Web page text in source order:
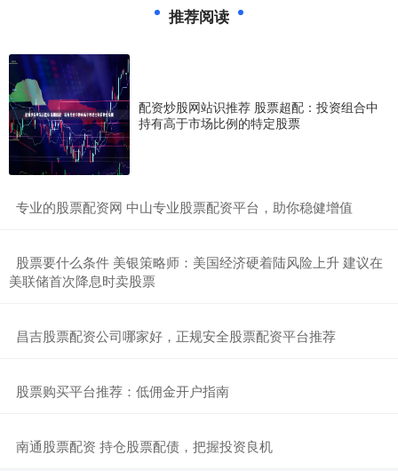
推荐阅读
配资炒股网站识推荐 股票超配：投资组合中
持有高于市场比例的特定股票
​专业的股票配资网 中山专业股票配资平台，助你稳健增值
​股票要什么条件 美银策略师：美国经济硬着陆风险上升 建议在
美联储首次降息时卖股票
​昌吉股票配资公司哪家好，正规安全股票配资平台推荐
​股票购买平台推荐：低佣金开户指南
​南通股票配资 持仓股票配债，把握投资良机